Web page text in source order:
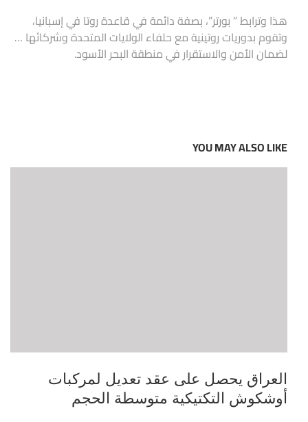
هذا وترابط ” بورتر”، بصفة دائمة في قاعدة روتا في إسبانيا،
وتقوم بدوريات روتينية مع حلفاء الولايات المتحدة وشركائها …
لضمان الأمن والاستقرار في منطقة البحر الأسود.
YOU MAY ALSO LIKE
العراق يحصل على عقد تعديل لمركبات
أوشكوش التكتيكية متوسطة الحجم